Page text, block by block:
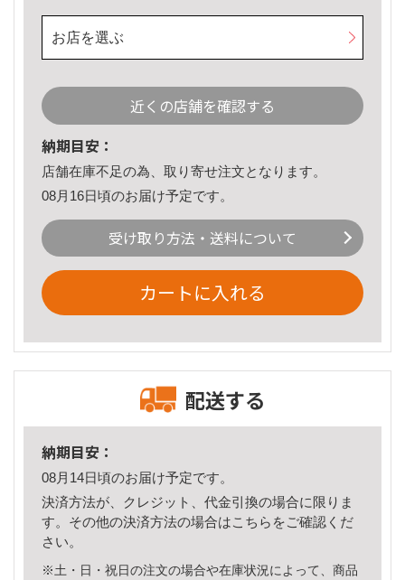
お店を選ぶ
近くの店舗を確認する
納期目安：
店舗在庫不足の為、取り寄せ注文となります。
08月16日頃のお届け予定です。
受け取り方法・送料について
カートに入れる
配送する
納期目安：
08月14日頃のお届け予定です。
決済方法が、クレジット、代金引換の場合に限りま
す。その他の決済方法の場合はこちら をご確認くだ
さい。
※土・日・祝日の注文の場合や在庫状況によって、商品